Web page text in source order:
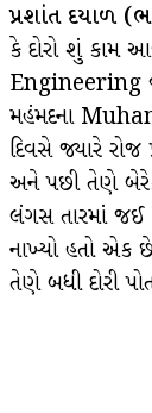
પ્રશાંત દયાળ
કે દોરો શું કામ
Engineering
મહંમદના
દિવસે જ્યારે
અને પછી તેણે
લંગસ તારમાં જઈ
નાખ્યો હતો એક
તેણે બધી દોરી